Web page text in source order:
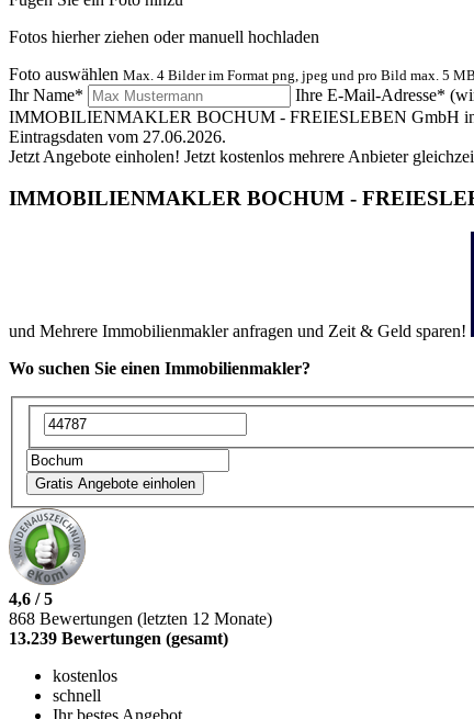
Fotos hierher ziehen odermanuell hochladen
Foto auswählen Max. 4 Bilder im Format png, jpeg und pro Bild max. 5 MB.
Ihr Name* Ihre E-Mail-Adresse*
IMMOBILIENMAKLER BOCHUM - FREIESLEBEN GmbH in
Eintragsdaten vom 27.06.2026.
Jetzt Angebote einholen! Jetzt kostenlos mehrere Anbieter
IMMOBILIENMAKLER BOCHUM -
und Mehrere Immobilienmakler anfragen und Zeit & Geld sparen!
Wo suchen Sie einen Immobilienmakler?
Gratis Angebote einholen
4,6 / 5
868 Bewertungen (letzten 12 Monate)
13.239 Bewertungen (gesamt)
kostenlos
schnell